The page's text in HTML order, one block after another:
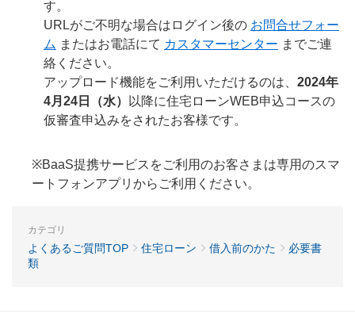
す。
URLがご不明な場合はログイン後の お問合せフォー
ム またはお電話にて カスタマーセンター までご連
絡ください。
アップロード機能をご利用いただけるのは、 2024年
4月24日（水）
以降に住宅ローンWEB申込コースの
仮審査申込みをされたお客様です。
※BaaS提携サービスをご利用のお客さまは専用のスマ
ートフォンアプリからご利用ください。
カテゴリ
よくあるご質問TOP 住宅ローン 借入前のかた
必要書
類